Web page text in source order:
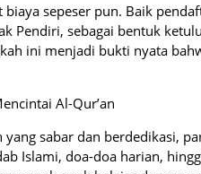
sepeser pun. Baik
Pendiri, sebagai bentuk
ini menjadi bukti nyata
Al-Qur’an
sabar dan berdedikasi,
Islami, doa-doa harian,